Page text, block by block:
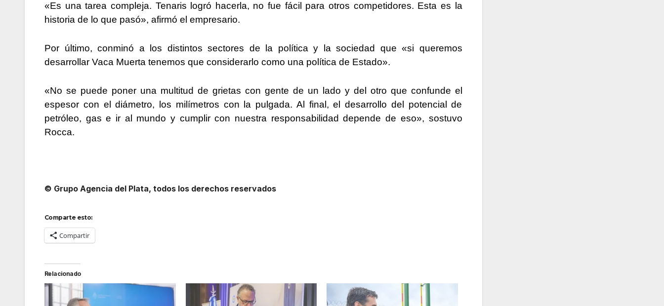
«Es una tarea compleja. Tenaris logró hacerla, no fue fácil para otros competidores. Esta es la
historia de lo que pasó», afirmó el empresario.
Por último, conminó a los distintos sectores de la política y la sociedad que «si queremos
desarrollar Vaca Muerta tenemos que considerarlo como una política de Estado».
«No se puede poner una multitud de grietas con gente de un lado y del otro que confunde el
espesor con el diámetro, los milímetros con la pulgada. Al final, el desarrollo del potencial de
petróleo, gas e ir al mundo y cumplir con nuestra responsabilidad depende de eso», sostuvo
Rocca.
© Grupo Agencia del Plata, todos los derechos reservados
Comparte esto:
Compartir
Relacionado